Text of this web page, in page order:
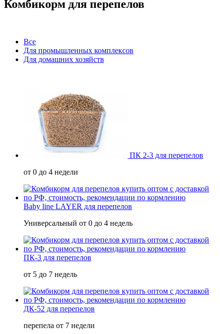
Комбикорм для перепелов
Все
Для промышленных комплексов
Для домашних хозяйств
ПК 2-3 для перепелов
от 0 до 4 недели
Baby line LAYER для перепелов
Универсальный от 0 до 4 недель
ПК-3 для перепелов
от 5 до 7 недель
ДК-52 для перепелов
перепела от 7 недели